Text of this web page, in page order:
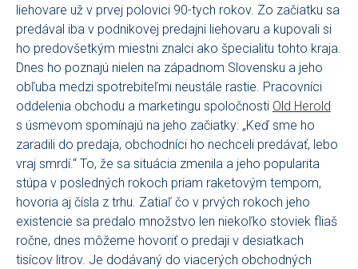
liehovare už v prvej polovici 90-tych rokov. Zo začiatku sa
predával iba v podnikovej predajni liehovaru a kupovali si
ho predovšetkým miestni znalci ako špecialitu tohto kraja.
Dnes ho poznajú nielen na západnom Slovensku a jeho
obľuba medzi spotrebiteľmi neustále rastie. Pracovníci
oddelenia obchodu a marketingu spoločnosti Old Herold
s úsmevom spomínajú na jeho začiatky: „Keď sme ho
zaradili do predaja, obchodníci ho nechceli predávať, lebo
vraj smrdí.“ To, že sa situácia zmenila a jeho popularita
stúpa v posledných rokoch priam raketovým tempom,
hovoria aj čísla z trhu. Zatiaľ čo v prvých rokoch jeho
existencie sa predalo množstvo len niekoľko stoviek fliaš
ročne, dnes môžeme hovoriť o predaji v desiatkach
tisícov litrov. Je dodávaný do viacerých obchodných